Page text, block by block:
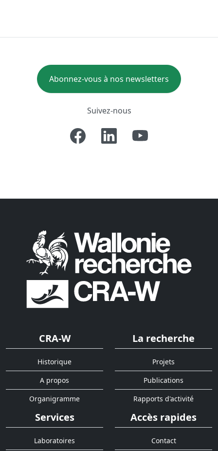
Abonnez-vous à nos newsletters
Suivez-nous
CRA-W
Historique
A propos
Organigramme
La recherche
Projets
Publications
Rapports d'activité
Services
Laboratoires
Accès rapides
Contact